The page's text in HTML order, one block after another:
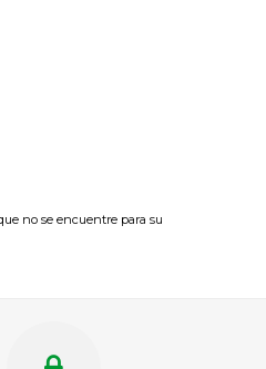
no se encuentre para su